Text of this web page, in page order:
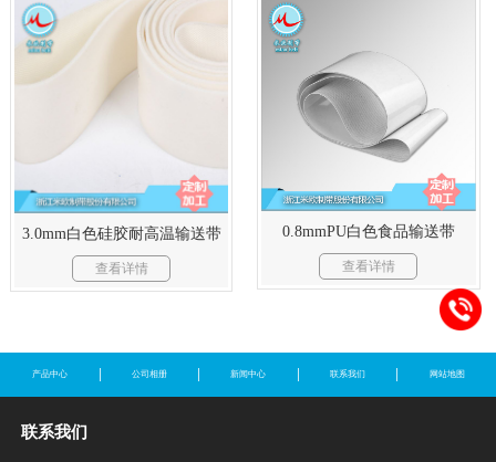
3.0mm白色硅胶耐高温输送带
查看详情
0.8mmPU白色食品输送带
查看详情
产品中心 公司相册 新闻中心 联系我们 网站地图
联系我们